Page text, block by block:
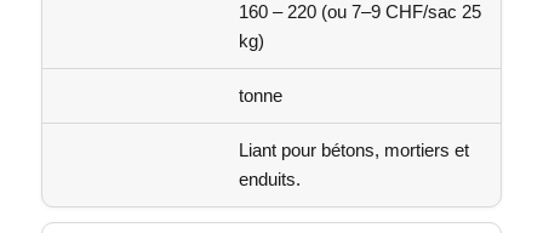
160 – 220 (ou 7–9 CHF/sac 25
kg)
tonne
Liant pour bétons, mortiers et
enduits.